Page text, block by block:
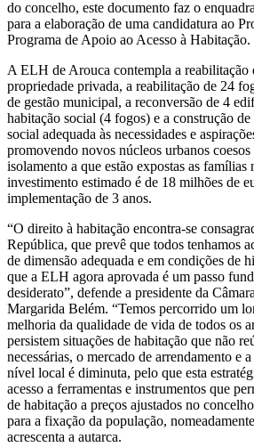
do concelho, este documento faz o
para a elaboração de uma candidatura ao
Programa de Apoio ao Acesso à Habitação.
A ELH de Arouca contempla a reabilitação
propriedade privada, a reabilitação de 24
de gestão municipal, a reconversão de 4
habitação social (4 fogos) e a construção
social adequada às necessidades e
promovendo novos núcleos urbanos
isolamento a que estão expostas as famílias
investimento estimado é de 18 milhões de
implementação de 3 anos.
“O direito à habitação encontra-se
República, que prevê que todos tenhamos
de dimensão adequada e em condições de
que a ELH agora aprovada é um passo
desiderato”, defende a presidente da
Margarida Belém. “Temos percorrido um
melhoria da qualidade de vida de todos os
persistem situações de habitação que não
necessárias, o mercado de arrendamento e
nível local é diminuta, pelo que esta
acesso a ferramentas e instrumentos que
de habitação a preços ajustados no
para a fixação da população,
acrescenta a autarca.